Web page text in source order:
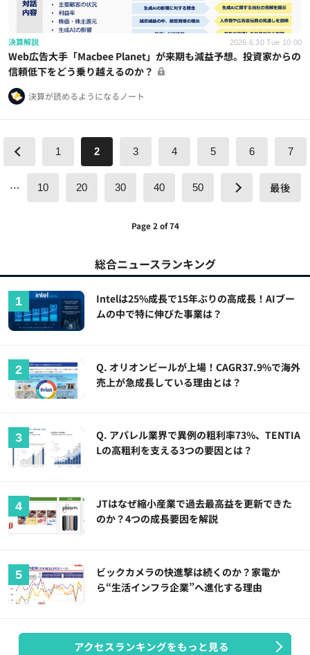
決算解説 2026.6.30 Tue 10:00
Web広告大手「Macbee Planet」が来期も減益予想。投資家からの
信頼低下をどう乗り越えるのか？
決算が読めるようになるノート
1 2 3 4 5 6 7
… 10 20 30 40 50 最後
Page 2 of 74
総合ニュースランキング
Intelは25%成長で15年ぶりの高成長！AIブー
ムの中で特に伸びた事業は？
Q. オリオンビールが上場！CAGR37.9%で海外
売上が急成長している理由とは？
Q. アパレル業界で異例の粗利率73%、TENTIA
Lの高粗利を支える3つの要因とは？
JTはなぜ縮小産業で過去最高益を更新できた
のか？4つの成長要因を解説
ビックカメラの快進撃は続くのか？家電か
ら“生活インフラ企業”へ進化する理由
アクセスランキングをもっと見る